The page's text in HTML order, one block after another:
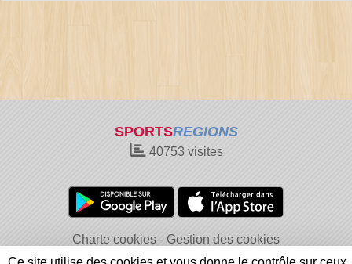
SPORTSREGIONS
40753visites
Charte cookies
Gestion des cookies
Informations légales
Signaler un contenu inapproprié